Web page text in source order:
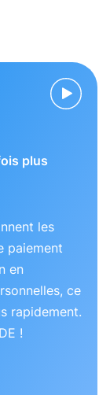
plus
les
paiement
en
ce
rapidement.
!